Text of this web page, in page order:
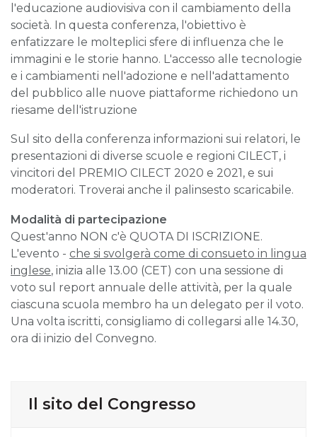
l'educazione audiovisiva con il cambiamento della
società. In questa conferenza, l'obiettivo è
enfatizzare le molteplici sfere di influenza che le
immagini e le storie hanno. L'accesso alle tecnologie
e i cambiamenti nell'adozione e nell'adattamento
del pubblico alle nuove piattaforme richiedono un
riesame dell'istruzione
Sul sito della conferenza informazioni sui relatori, le
presentazioni di diverse scuole e regioni CILECT, i
vincitori del PREMIO CILECT 2020 e 2021, e sui
moderatori. Troverai anche il palinsesto scaricabile.
Modalità di partecipazione
Quest'anno NON c'è QUOTA DI ISCRIZIONE.
L'evento - che si svolgerà come di consueto in lingua
inglese, inizia alle 13.00 (CET) con una sessione di
voto sul report annuale delle attività, per la quale
ciascuna scuola membro ha un delegato per il voto.
Una volta iscritti, consigliamo di collegarsi alle 14.30,
ora di inizio del Convegno.
Il sito del Congresso